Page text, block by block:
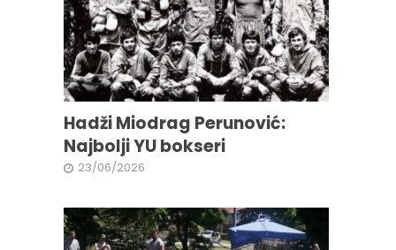
Hadži Miodrag Perunović:
Najbolji YU bokseri
23/06/2026